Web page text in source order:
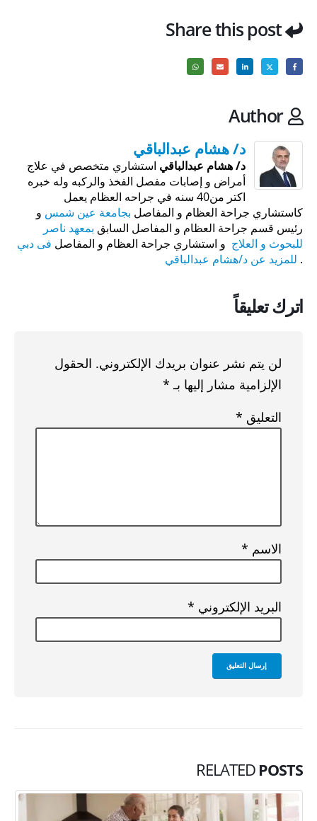
Share this post
Author
د/ هشام عبدالباقي
د/ هشام عبدالباقي استشاري متخصص في علاج
أمراض و إصابات مفصل الفخذ والركبه وله خبره
اكتر من40 سنه في جراحه العظام يعمل
كاستشاري جراحة العظام و المفاصل بجامعة عين شمس و
رئيس قسم جراحة العظام و المفاصل السابق بمعهد ناصر
للبحوث و العلاج و استشاري جراحة العظام و المفاصل فى دبي
. للمزيد عن د/هشام عبدالباقي
اترك تعليقاً
لن يتم نشر عنوان بريدك الإلكتروني. الحقول
الإلزامية مشار إليها بـ *
التعليق *
الاسم *
البريد الإلكتروني *
RELATED POSTS